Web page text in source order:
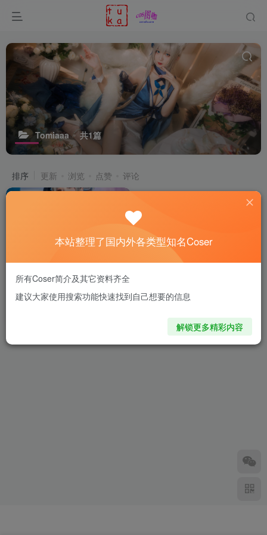
Tomiaaa 共1篇
排序 更新 浏览 点赞 评论
明日方舟雷蛇COS：韩国萌妹
Tomiaaa演绎雷蛇的别样魅力
本站整理了国内外各类型知名Coser
所有Coser简介及其它资料齐全
建议大家使用搜索功能快速找到自己想要的信息
解锁更多精彩内容